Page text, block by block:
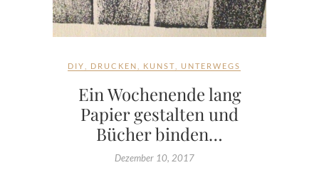
DIY DRUCKEN KUNST UNTERWEGS
Ein Wochenende lang
Papier gestalten und
Bücher binden…
Dezember 10, 2017